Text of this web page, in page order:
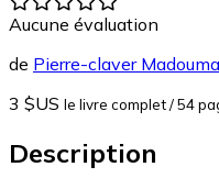
Aucune évaluation
de Pierre-claver Madouma
3 $US le livre complet/ 54
Description